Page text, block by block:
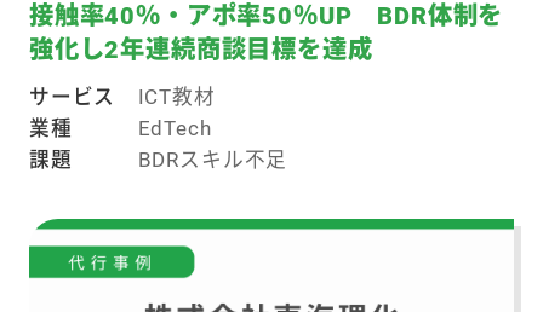
接触率40％・アポ率50％UP BDR体制を
強化し2年連続商談目標を達成
サービス
ICT教材
業種
EdTech
課題
BDRスキル不足